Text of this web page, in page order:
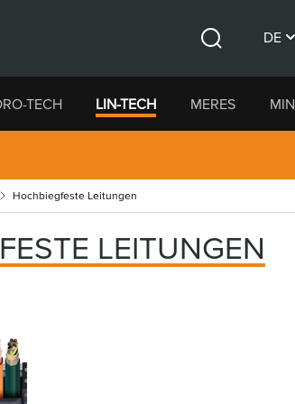
DE
CS
TECH LIN-TECH MERES
Hochbiegfeste Leitungen
LEITUNGEN